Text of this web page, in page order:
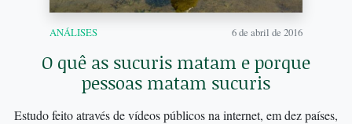
ANÁLISES 6 de abril de 2016
O quê as sucuris matam e porque
pessoas matam sucuris
Estudo feito através de vídeos públicos na internet, em dez países,